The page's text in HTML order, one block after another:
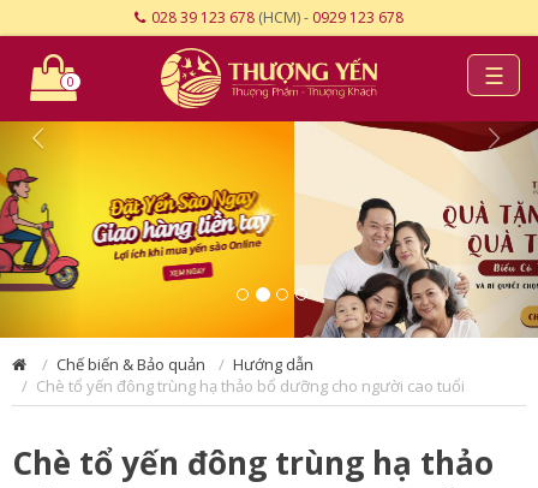
028 39 123 678 (HCM) - 0929 123 678
☰
0
Chè tổ yến đông trùng hạ thảo bổ dưỡng cho người cao tuổi